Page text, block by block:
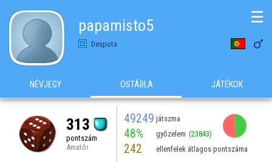
papamisto5
Despota 
☰
NÉVJEGY OSTÁBLA JÁTÉKOK
313
pontszám
Amatőr
49249 játszma
48% győzelem (23843)
242 ellenfelek átlagos pontszáma